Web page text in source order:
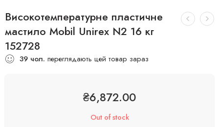
Високотемпературне пластичне
мастило Mobil Unirex N2 16 кг
152728
39 чол. переглядають цей товар зараз
₴6,872.00
Out of stock